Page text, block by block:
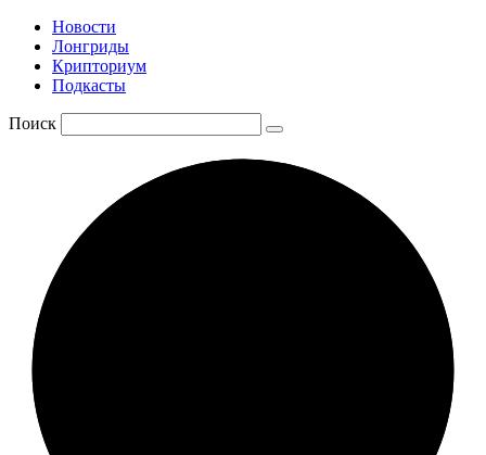
Новости
Лонгриды
Крипториум
Подкасты
Поиск